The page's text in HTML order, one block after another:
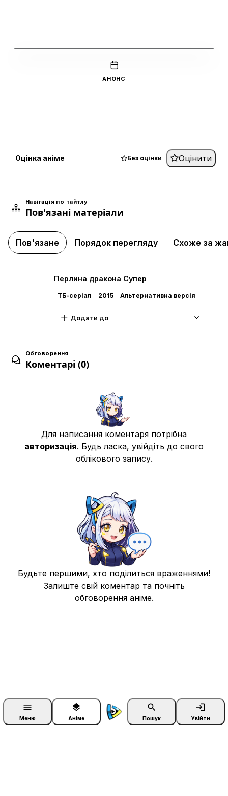
menu
Меню
layers
Аніме
search
Пошук
login
Увійти
АНОНС
Оцінка аніме Без оцінки Оцінити
Навігація по тайтлу
Пов'язані матеріали
Пов'язане Порядок перегляду Схоже за
Перлина дракона Супер
ТБ-серіал 2015 Альтернативна версія
Додати до
Обговорення
Коментарі (0)
Для написання коментаря потрібна
авторизація. Будь ласка, увійдіть до свого
облікового запису.
Будьте першими, хто поділиться враженнями!
Залиште свій коментар та почніть
обговорення аніме.